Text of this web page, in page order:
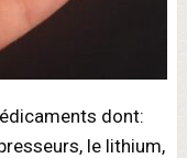
dont:
le lithium,